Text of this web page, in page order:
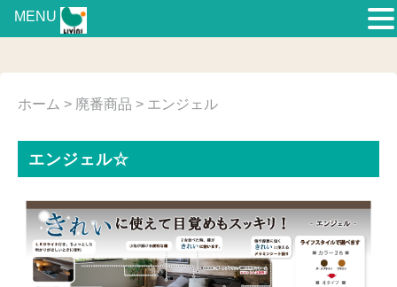
ホーム > 廃番商品 > エンジェル
エンジェル☆
MENU